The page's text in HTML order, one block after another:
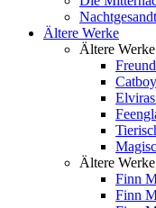
Ältere Werke
Ältere
Ältere
Finn
Finn